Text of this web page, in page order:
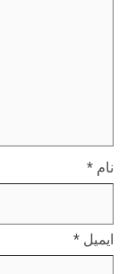
نام *
ایمیل *